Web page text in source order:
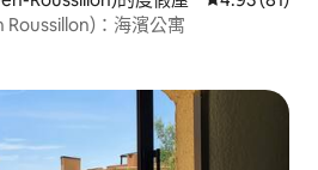
：海濱公寓